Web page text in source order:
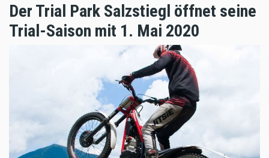
Der Trial Park Salzstiegl öffnet seine
Trial-Saison mit 1. Mai 2020